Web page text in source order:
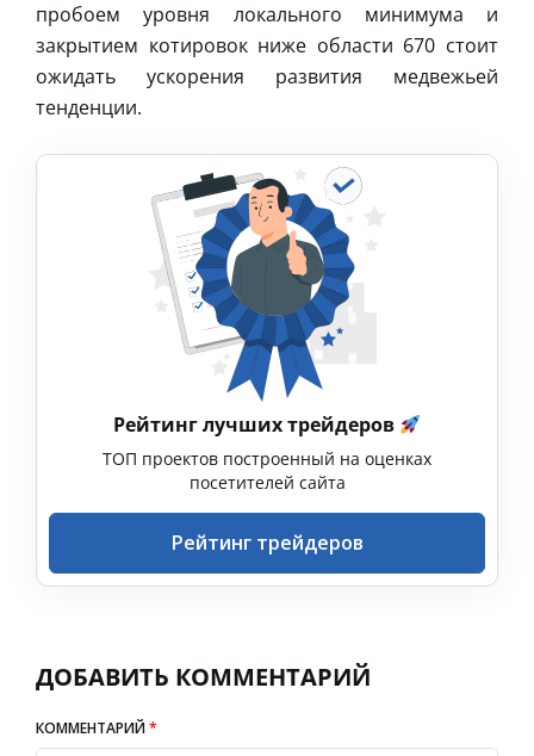
пробоем уровня локального минимума и
закрытием котировок ниже области 670 стоит
ожидать ускорения развития медвежьей
тенденции.
Рейтинг лучших трейдеров
ТОП проектов построенный на оценках
посетителей сайта
Рейтинг трейдеров
ДОБАВИТЬ КОММЕНТАРИЙ
КОММЕНТАРИЙ*